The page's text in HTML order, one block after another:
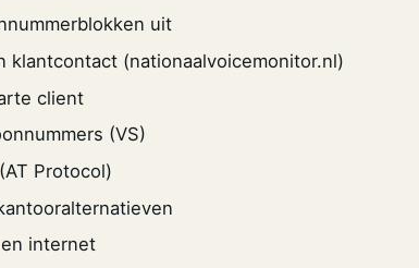
uit
klantcontact (nationaalvoicemonitor.nl)
client
(VS)
Protocol)
internet